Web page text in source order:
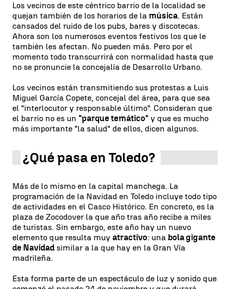
Los vecinos de este céntrico barrio de la localidad se
quejan también de los horarios de la música. Están
cansados del ruido de los pubs, bares y discotecas.
Ahora son los numerosos eventos festivos los que le
también les afectan. No pueden más. Pero por el
momento todo transcurrirá con normalidad hasta que
no se pronuncie la concejalía de Desarrollo Urbano.
Los vecinos están transmitiendo sus protestas a Luis
Miguel García Copete, concejal del área, para que sea
el "interlocutor y responsable último". Consideran que
el barrio no es un "parque temático" y que es mucho
más importante "la salud" de ellos, dicen algunos.
¿Qué pasa en Toledo?
Más de lo mismo en la capital manchega. La
programación de la Navidad en Toledo incluye todo tipo
de actividades en el Casco Histórico. En concreto, es la
plaza de Zocodover la que año tras año recibe a miles
de turistas. Sin embargo, este año hay un nuevo
elemento que resulta muy atractivo: una bola gigante
de Navidad similar a la que hay en la Gran Vía
madrileña.
Esta forma parte de un espectáculo de luz y sonido que